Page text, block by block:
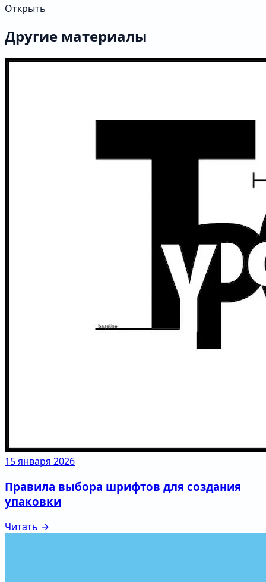
Открыть
Другие материалы
15 января 2026
Правила выбора шрифтов для создания
упаковки
Читать →